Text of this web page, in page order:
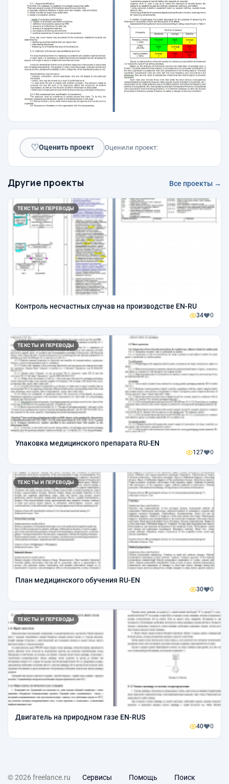
♡Оценить проект Оценили проект:
Другие проекты Все проекты →
ТЕКСТЫ И ПЕРЕВОДЫ
Контроль несчастных случав на производстве EN-RU
34 0
ТЕКСТЫ И ПЕРЕВОДЫ
Упаковка медицинского препарата RU-EN
127 0
ТЕКСТЫ И ПЕРЕВОДЫ
План медицинского обучения RU-EN
30 0
ТЕКСТЫ И ПЕРЕВОДЫ
Двигатель на природном газе EN-RUS
40 0
© 2026 freelance.ru Сервисы Помощь Поиск